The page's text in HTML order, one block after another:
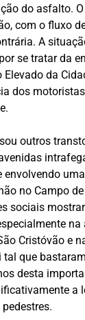
do asfalto.
com o fluxo
A
se tratar da
da
dos
outros
envolvendo
no Campo
sociais
na
Cristóvão e
que
desta
a